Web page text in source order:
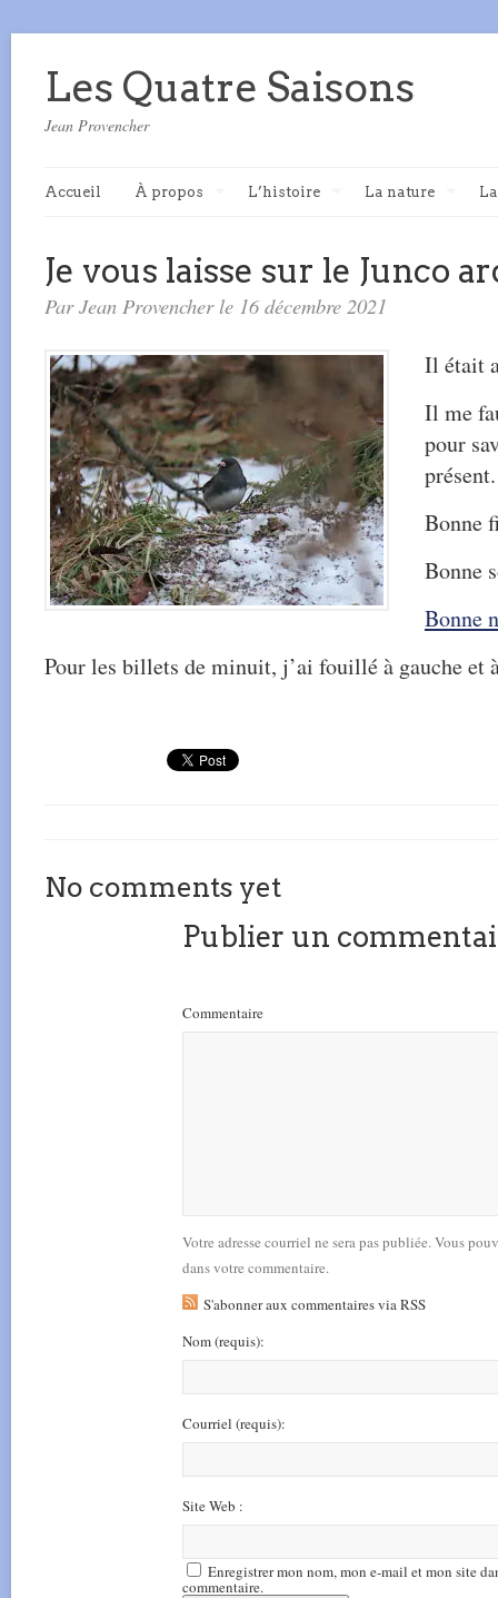
Les Quatre Saisons
Jean Provencher
Accueil À propos L’histoire La nature
Je vous laisse sur le Junco
Par Jean Provencher le 16 décembre 2021
Il était
Il me
pour
présent.
Bonne
Bonne
Bonne
Pour les billets de minuit, j’ai fouillé à gauche et
No comments yet
Publier un
Commentaire
Votre adresse courriel ne sera pas publiée. Vous
dans votre commentaire.
S'abonner aux commentaires via RSS
Nom(requis):
Courriel (requis):
Site Web :
Enregistrer mon nom, mon e-mail et mon site
commentaire.